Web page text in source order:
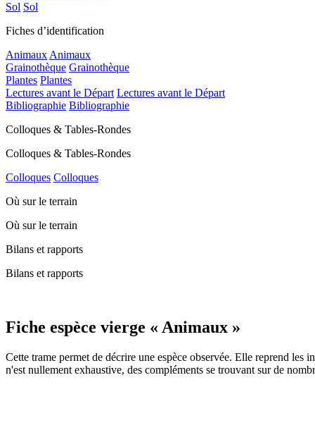
Sol Sol
Fiches d’identification
Animaux Animaux
Grainothèque Grainothèque
Plantes Plantes
Lectures avant le Départ Lectures avant le Départ
Bibliographie Bibliographie
Colloques & Tables-Rondes
Colloques & Tables-Rondes
Colloques Colloques
Où sur le terrain
Où sur le terrain
Bilans et rapports
Bilans et rapports
Fiche espèce vierge « Animaux »
Cette trame permet de décrire une espèce observée. Elle reprend
n'est nullement exhaustive, des compléments se trouvant sur de